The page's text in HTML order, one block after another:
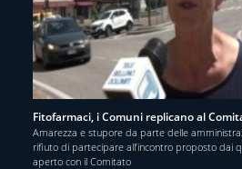
Fitofarmaci, i Comuni replicano al
Amarezza e stupore da parte delle
rifiuto di partecipare all’incontro proposto dai
aperto con il Comitato